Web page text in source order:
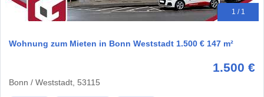
1 / 1
Wohnung zum Mieten in Bonn Weststadt 1.500 € 147 m²
1.500 €
Bonn / Weststadt, 53115